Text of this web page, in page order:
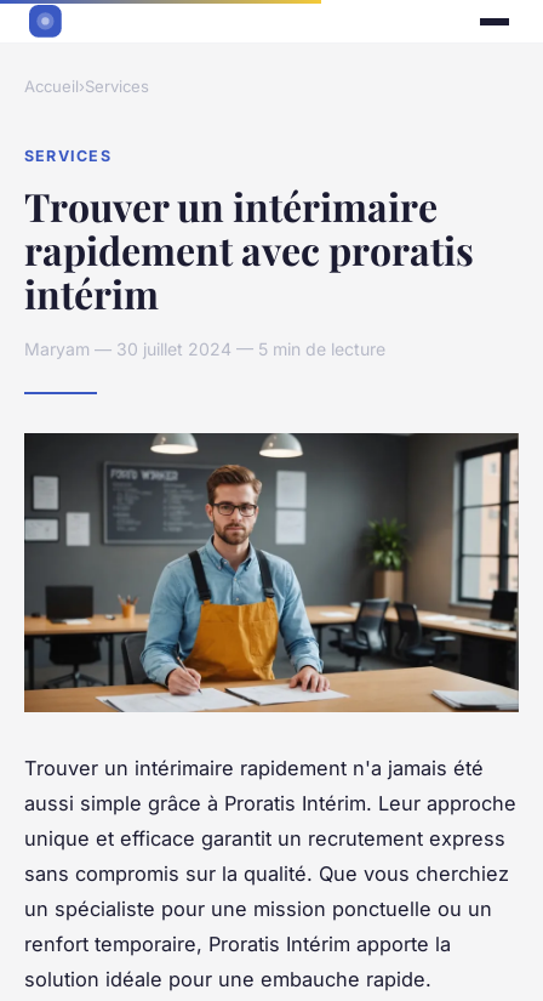
Accueil›Services
SERVICES
Trouver un intérimaire
rapidement avec proratis
intérim
Maryam — 30 juillet 2024 — 5 min de lecture
Trouver un intérimaire rapidement n'a jamais été
aussi simple grâce à Proratis Intérim. Leur approche
unique et efficace garantit un recrutement express
sans compromis sur la qualité. Que vous cherchiez
un spécialiste pour une mission ponctuelle ou un
renfort temporaire, Proratis Intérim apporte la
solution idéale pour une embauche rapide.